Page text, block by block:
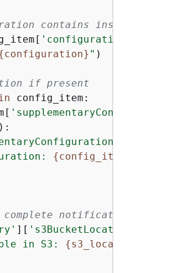
contains instance details
'configuration'
configuration} " )
if present
in config_item:
'supplementaryConfiguration'
):
{config_item[
notification from S3
][ 's3BucketLocation'
in S3: {s3_location}